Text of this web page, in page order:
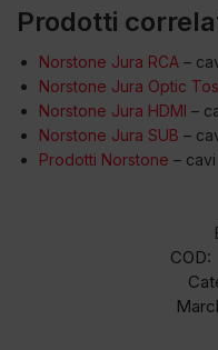
Prodotti
Norstone Jura RCA –
Norstone Jura Optic
Norstone Jura HDMI –
Norstone Jura SUB –
Prodotti Norstone –
COD: